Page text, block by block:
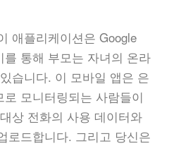
애플리케이션은 Google
를 통해 부모는 자녀의 온라
습니다. 이 모바일 앱은 은
모니터링되는 사람들이
상 전화의 사용 데이터와
로드합니다. 그리고 당신은